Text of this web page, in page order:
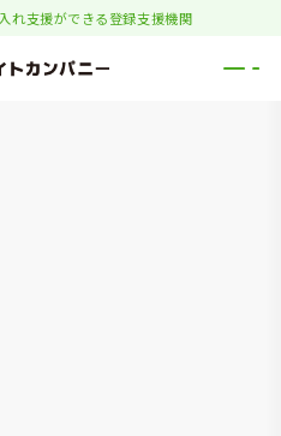
れ支援ができる登録支援機関